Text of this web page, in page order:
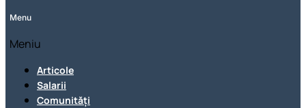
Menu
Meniu
Articole
Salarii
Comunități